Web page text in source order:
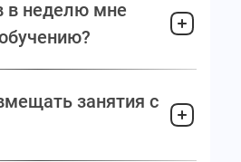
в неделю мне
занятия с